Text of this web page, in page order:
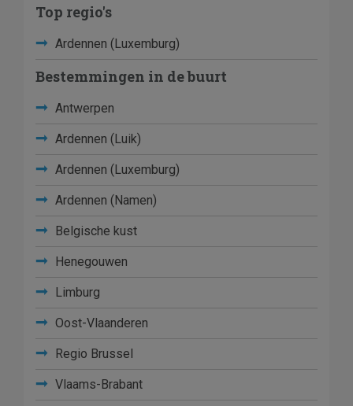
Top regio's
Ardennen (Luxemburg)
Bestemmingen in de buurt
Antwerpen
Ardennen (Luik)
Ardennen (Luxemburg)
Ardennen (Namen)
Belgische kust
Henegouwen
Limburg
Oost-Vlaanderen
Regio Brussel
Vlaams-Brabant